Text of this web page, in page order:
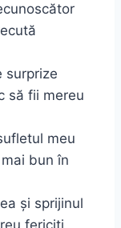
surprize
să fii mereu
meu
bun în
și sprijinul